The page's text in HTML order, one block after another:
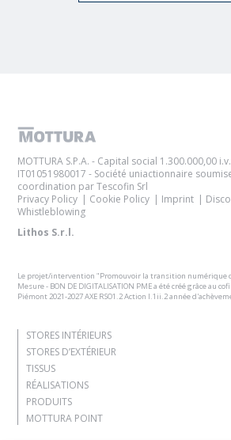
MOTTURA S.P.A. - Capital social 1.300.000,00
IT01051980017 - Société uniactionnaire
coordination par Tescofin Srl
Privacy Policy
Cookie Policy Imprint
Whistleblowing
Lithos S.r.l.
Le projet/intervention "Promouvoir la transition numérique
Mesure - BON DE DIGITALISATION PME a été créé grâce au
Piémont 2021-2027 AXE RSO1.2 Action I.1ii.2 année
STORES INTÉRIEURS
STORES D’EXTÉRIEUR
TISSUS
RÉALISATIONS
PRODUITS
MOTTURA POINT